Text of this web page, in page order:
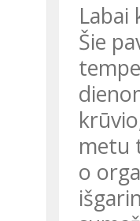
Labai
Šie
metu
o